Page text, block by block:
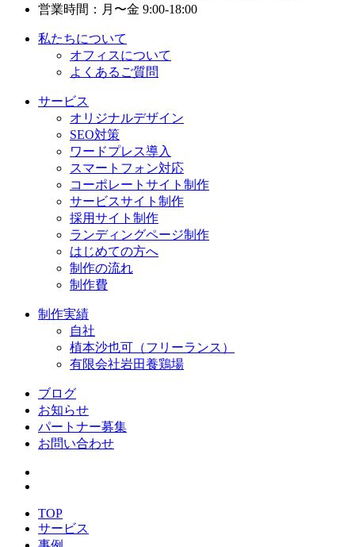
営業時間：月〜金 9:00-18:00
私たちについて
オフィスについて
よくあるご質問
サービス
オリジナルデザイン
SEO対策
ワードプレス導入
スマートフォン対応
コーポレートサイト制作
サービスサイト制作
採用サイト制作
ランディングページ制作
はじめての方へ
制作の流れ
制作費
制作実績
自社
植本沙也可（フリーランス）
有限会社岩田養鶏場
ブログ
お知らせ
パートナー募集
お問い合わせ
TOP
サービス